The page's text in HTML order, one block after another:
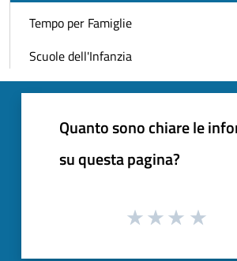
Tempo per Famiglie
Scuole dell'Infanzia
Quanto sono chiare le
su questa pagina?